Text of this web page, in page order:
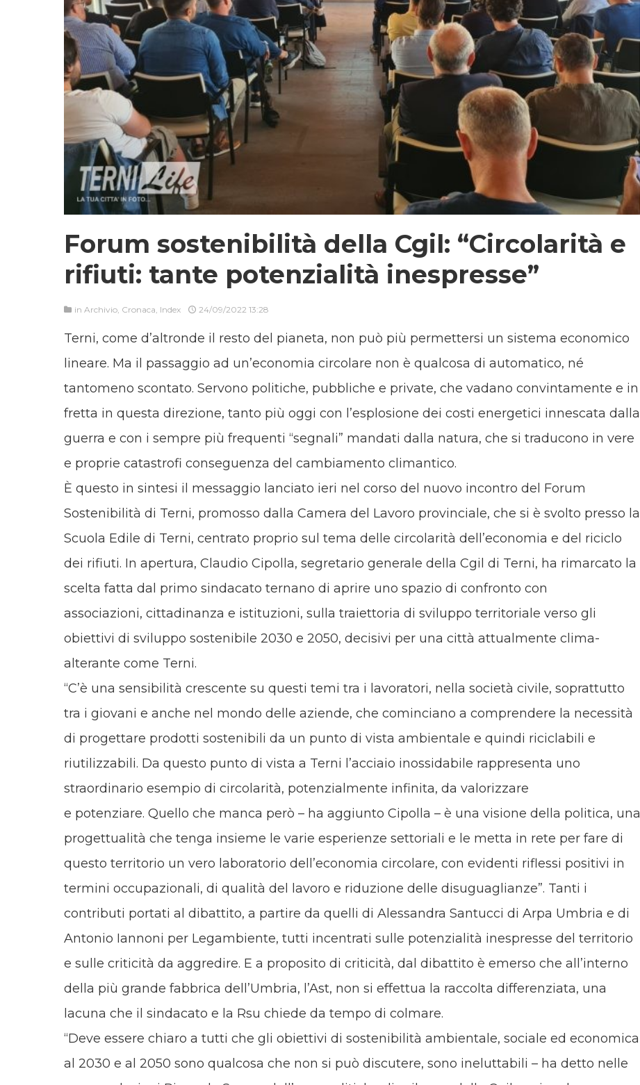
Forum sostenibilità della Cgil: “Circolarità e
rifiuti: tante potenzialità inespresse”
in Archivio Cronaca Index 24/09/2022 13:28
Terni, come d’altronde il resto del pianeta, non può più permettersi un sistema economico
lineare. Ma il passaggio ad un’economia circolare non è qualcosa di automatico, né
tantomeno scontato. Servono politiche, pubbliche e private, che vadano convintamente e in
fretta in questa direzione, tanto più oggi con l’esplosione dei costi energetici innescata dalla
guerra e con i sempre più frequenti “segnali” mandati dalla natura, che si traducono in vere
e proprie catastrofi conseguenza del cambiamento climantico.
È questo in sintesi il messaggio lanciato ieri nel corso del nuovo incontro del Forum
Sostenibilità di Terni, promosso dalla Camera del Lavoro provinciale, che si è svolto presso la
Scuola Edile di Terni, centrato proprio sul tema delle circolarità dell’economia e del riciclo
dei rifiuti. In apertura, Claudio Cipolla, segretario generale della Cgil di Terni, ha rimarcato la
scelta fatta dal primo sindacato ternano di aprire uno spazio di confronto con
associazioni, cittadinanza e istituzioni, sulla traiettoria di sviluppo territoriale verso gli
obiettivi di sviluppo sostenibile 2030 e 2050, decisivi per una città attualmente clima-
alterante come Terni.
“C’è una sensibilità crescente su questi temi tra i lavoratori, nella società civile, soprattutto
tra i giovani e anche nel mondo delle aziende, che cominciano a comprendere la necessità
di progettare prodotti sostenibili da un punto di vista ambientale e quindi riciclabili e
riutilizzabili. Da questo punto di vista a Terni l’acciaio inossidabile rappresenta uno
straordinario esempio di circolarità, potenzialmente infinita, da valorizzare
e potenziare. Quello che manca però – ha aggiunto Cipolla – è una visione della politica, una
progettualità che tenga insieme le varie esperienze settoriali e le metta in rete per fare di
questo territorio un vero laboratorio dell’economia circolare, con evidenti riflessi positivi in
termini occupazionali, di qualità del lavoro e riduzione delle disuguaglianze”. Tanti i
contributi portati al dibattito, a partire da quelli di Alessandra Santucci di Arpa Umbria e di
Antonio Iannoni per Legambiente, tutti incentrati sulle potenzialità inespresse del territorio
e sulle criticità da aggredire. E a proposito di criticità, dal dibattito è emerso che all’interno
della più grande fabbrica dell’Umbria, l’Ast, non si effettua la raccolta differenziata, una
lacuna che il sindacato e la Rsu chiede da tempo di colmare.
“Deve essere chiaro a tutti che gli obiettivi di sostenibilità ambientale, sociale ed economica
al 2030 e al 2050 sono qualcosa che non si può discutere, sono ineluttabili – ha detto nelle